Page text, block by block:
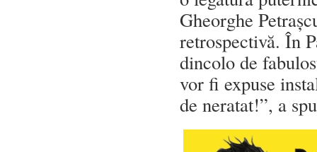
Gheorghe
retrospectivă. În
dincolo de
vor fi expuse
de neratat!”, a